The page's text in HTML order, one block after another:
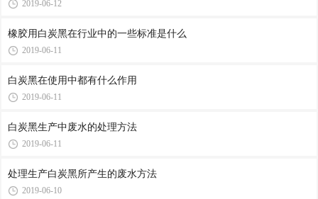
2019-06-12
橡胶用白炭黑在行业中的一些标准是什么
2019-06-11
白炭黑在使用中都有什么作用
2019-06-11
白炭黑生产中废水的处理方法
2019-06-11
处理生产白炭黑所产生的废水方法
2019-06-10